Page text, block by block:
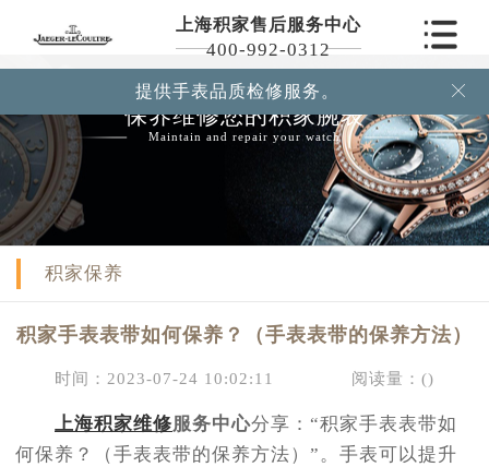
上海积家售后服务中心
400-992-0312
提供手表品质检修服务。 
保养维修您的积家腕表
Maintain and repair your watch
积家保养
积家手表表带如何保养？（手表表带的保养方法）
时间：2023-07-24 10:02:11 阅读量：()
上海积家维修服务中心分享：“积家手表表带如
何保养？（手表表带的保养方法）”。手表可以提升